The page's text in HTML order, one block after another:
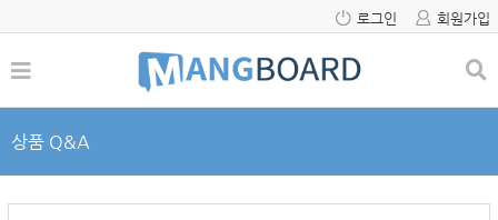
로그인 회원가입
상품 Q&A